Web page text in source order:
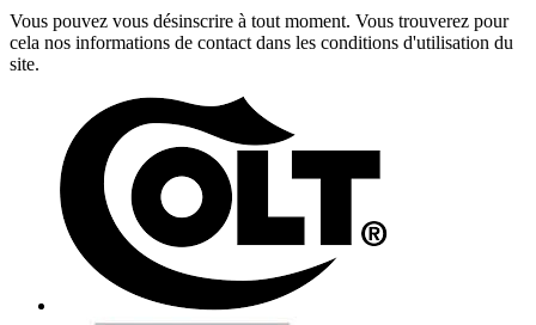
Vous pouvez vous désinscrire à tout moment. Vous trouverez pour
cela nos informations de contact dans les conditions d'utilisation du
site.